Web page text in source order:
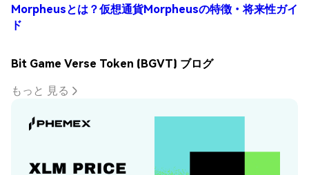
Morpheusとは？仮想通貨Morpheusの特徴・将来性ガイ
ド
Bit Game Verse Token (BGVT) ブログ
もっと 見る